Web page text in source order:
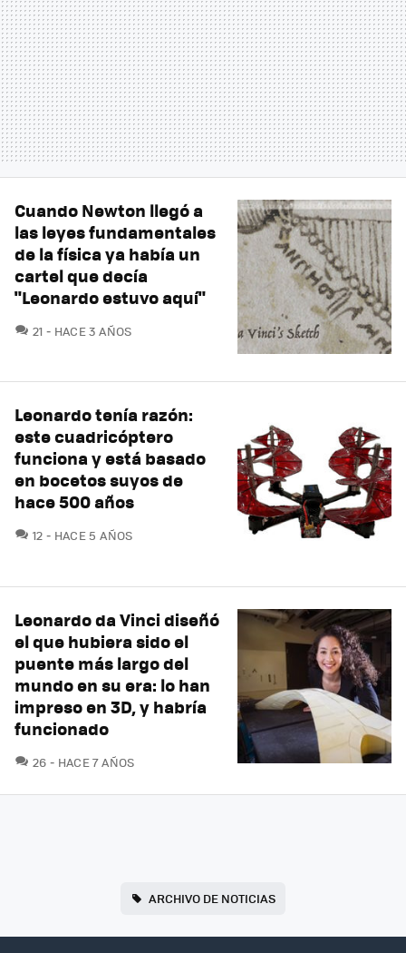
Cuando Newton llegó a
las leyes fundamentales
de la física ya había un
cartel que decía
"Leonardo estuvo aquí"
21 COMENTARIOS
HACE 3 AÑOS
Leonardo tenía razón:
este cuadricóptero
funciona y está basado
en bocetos suyos de
hace 500 años
12 COMENTARIOS
HACE 5 AÑOS
Leonardo da Vinci diseñó
el que hubiera sido el
puente más largo del
mundo en su era: lo han
impreso en 3D, y habría
funcionado
26 COMENTARIOS
HACE 7 AÑOS
ARCHIVO DE NOTICIAS